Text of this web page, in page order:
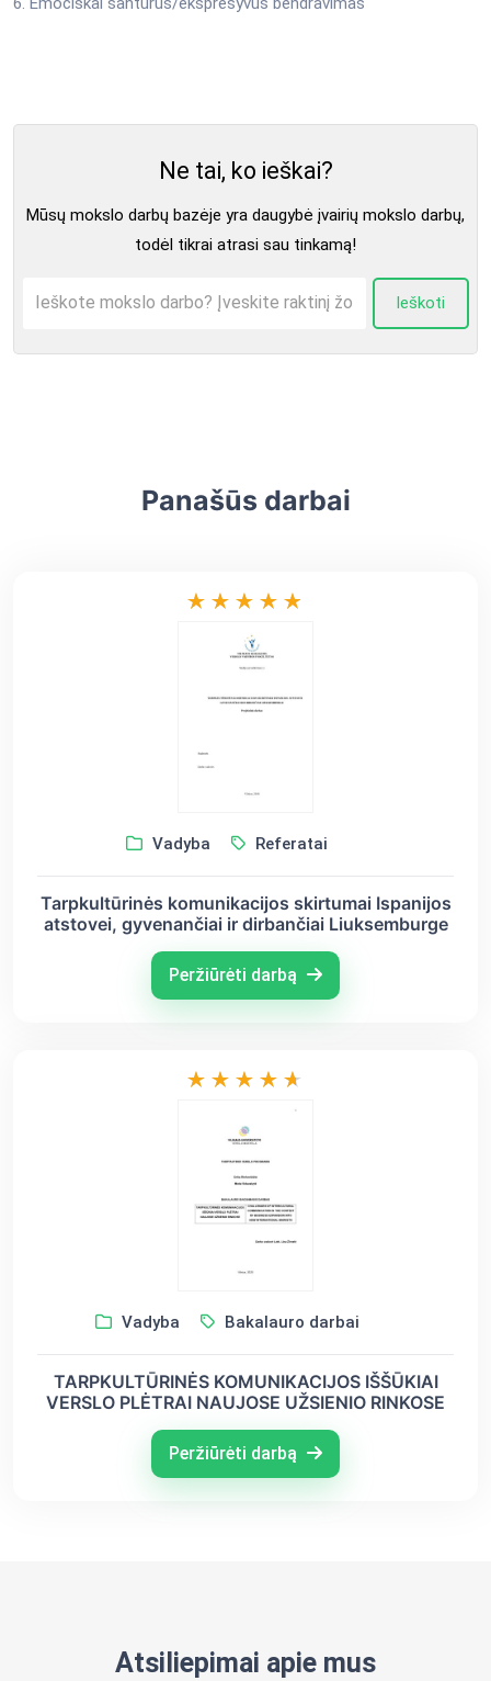
Ne tai, ko ieškai?
Mūsų mokslo darbų bazėje yra daugybė įvairių mokslo darbų,
todėl tikrai atrasi sau tinkamą!
Ieškoti
Panašūs darbai
Vadyba Referatai
Tarpkultūrinės komunikacijos skirtumai Ispanijos
atstovei, gyvenančiai ir dirbančiai Liuksemburge
Peržiūrėti darbą
Vadyba Bakalauro darbai
TARPKULTŪRINĖS KOMUNIKACIJOS IŠŠŪKIAI
VERSLO PLĖTRAI NAUJOSE UŽSIENIO RINKOSE
Peržiūrėti darbą
Atsiliepimai apie mus